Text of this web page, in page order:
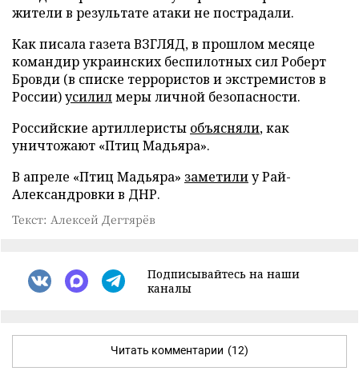
жители в результате атаки не пострадали.
Как писала газета ВЗГЛЯД, в прошлом месяце
командир украинских беспилотных сил Роберт
Бровди (в списке террористов и экстремистов в
России)усилилмеры личной безопасности.
Российские артиллеристы объясняли, как
уничтожают «Птиц Мадьяра».
В апреле «Птиц Мадьяра» заметилиу Рай-
Александровки в ДНР.
Текст: Алексей Дегтярёв
Подписывайтесь на наши
каналы
Читать комментарии (12)